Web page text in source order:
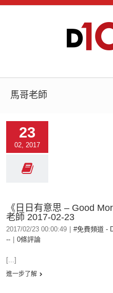
馬哥老師
23
02, 2017
《日日有意思 – Good
老師 2017-02-23
2017/02/23 00:00:49 #免費頻道 -
--
0條評論
[...]
進一步了解